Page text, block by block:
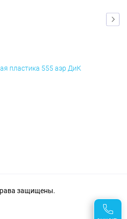
пластика 555 аэр ДиК
защищены.